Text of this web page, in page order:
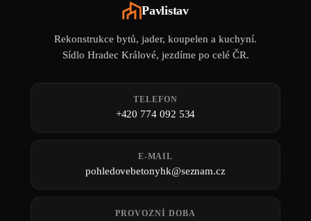
Pavlistav
Rekonstrukce bytů, jader, koupelen a kuchyní.
Sídlo Hradec Králové, jezdíme po celé ČR.
TELEFON
+420 774 092 534
E-MAIL
pohledovebetonyhk@seznam.cz
PROVOZNÍ DOBA